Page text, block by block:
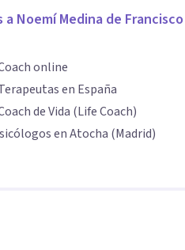
a Noemí Medina de Francisco
online
en España
de Vida (Life Coach)
en Atocha (Madrid)